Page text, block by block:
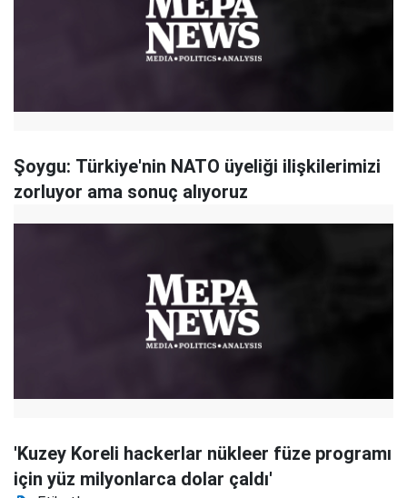
Şoygu: Türkiye'nin NATO üyeliği ilişkilerimizi
zorluyor ama sonuç alıyoruz
'Kuzey Koreli hackerlar nükleer füze programı
için yüz milyonlarca dolar çaldı'